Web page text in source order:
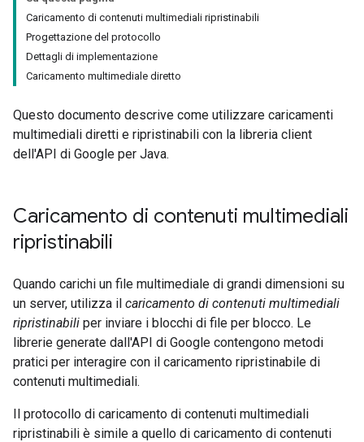
Caricamento di contenuti multimediali ripristinabili
Progettazione del protocollo
Dettagli di implementazione
Caricamento multimediale diretto
Questo documento descrive come utilizzare caricamenti
multimediali diretti e ripristinabili con la libreria client
dell'API di Google per Java.
Caricamento di contenuti multimediali
ripristinabili
Quando carichi un file multimediale di grandi dimensioni su
un server, utilizza il caricamento di contenuti multimediali
ripristinabili per inviare i blocchi di file per blocco. Le
librerie generate dall'API di Google contengono metodi
pratici per interagire con il caricamento ripristinabile di
contenuti multimediali.
Il protocollo di caricamento di contenuti multimediali
ripristinabili è simile a quello di caricamento di contenuti